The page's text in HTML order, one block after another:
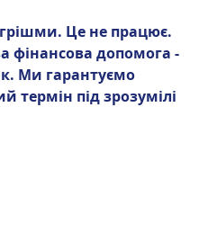
Це не працює.
фінансова допомога -
Ми гарантуємо
термін під зрозумілі